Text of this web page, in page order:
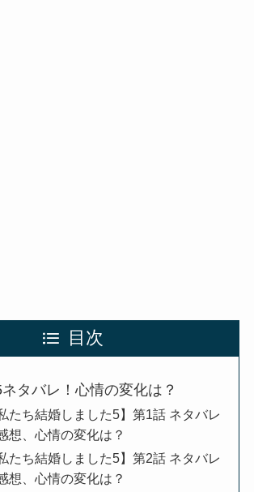
目次
タバレ！心情の変化は？
私たち結婚しました5】第1話 ネタバレ
想、心情の変化は？
私たち結婚しました5】第2話 ネタバレ
想、心情の変化は？